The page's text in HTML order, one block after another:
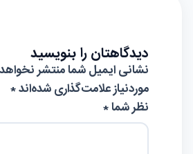
دیدگاهتان را بنویسید
نشانی ایمیل شما منتشر
موردنیاز علامت‌گذاری شده‌اند*
نظر شما *